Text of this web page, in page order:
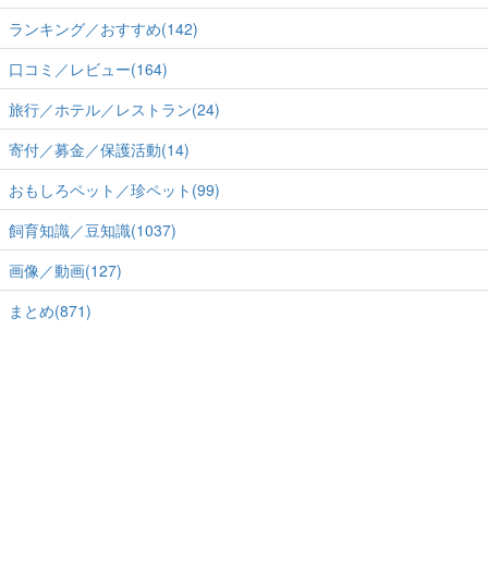
ランキング／おすすめ(142)
口コミ／レビュー(164)
旅行／ホテル／レストラン(24)
寄付／募金／保護活動(14)
おもしろペット／珍ペット(99)
飼育知識／豆知識(1037)
画像／動画(127)
まとめ(871)